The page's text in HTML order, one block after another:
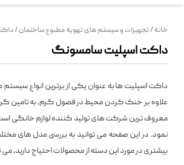
خانه/تجهیزات و سیستم های تهویه مطبوع ساختمان/
داکت اسپلیت سامسونگ
داکت اسپلیت ها به عنوان یکی از برترین انواع
علاوه بر خنک کردن محیط در فصول گرم، به تامین
نمود. در این صفحه می توانید به بررسی مدل های
بیشتری در مورد این دسته از محصولات احتیاج